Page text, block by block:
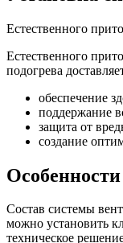
Естественного
Естественного
подогрева
обеспечение
поддержание
защита от
создание
Состав системы
можно установить
техническое